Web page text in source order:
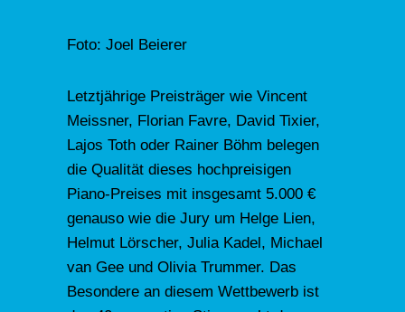
Foto: Joel Beierer
Letztjährige Preisträger wie Vincent
Meissner, Florian Favre, David Tixier,
Lajos Toth oder Rainer Böhm belegen
die Qualität dieses hochpreisigen
Piano-Preises mit insgesamt 5.000 €
genauso wie die Jury um Helge Lien,
Helmut Lörscher, Julia Kadel, Michael
van Gee und Olivia Trummer. Das
Besondere an diesem Wettbewerb ist